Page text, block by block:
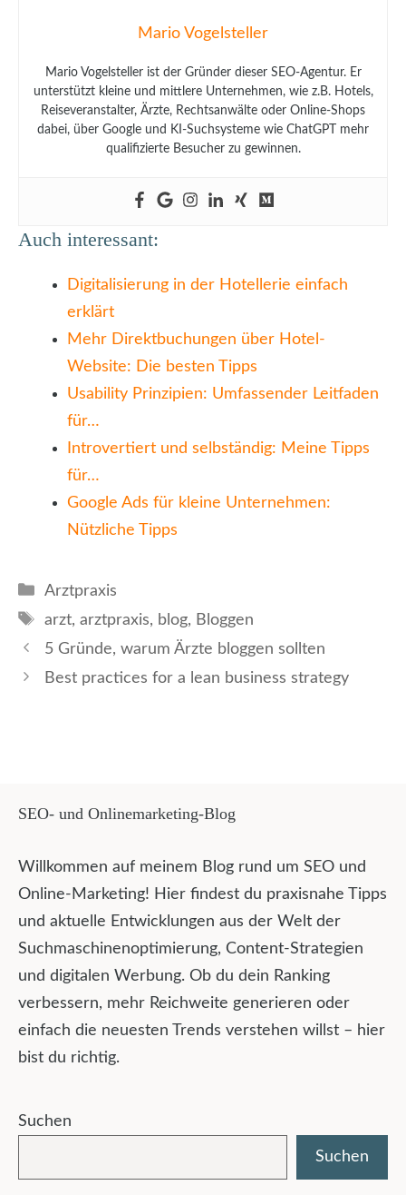
Mario Vogelsteller
Mario Vogelsteller ist der Gründer dieser SEO-Agentur. Er
unterstützt kleine und mittlere Unternehmen, wie z.B. Hotels,
Reiseveranstalter, Ärzte, Rechtsanwälte oder Online-Shops
dabei, über Google und KI-Suchsysteme wie ChatGPT mehr
qualifizierte Besucher zu gewinnen.
Auch interessant:
Digitalisierung in der Hotellerie einfach
erklärt
Mehr Direktbuchungen über Hotel-
Website: Die besten Tipps
Usability Prinzipien: Umfassender Leitfaden
für…
Introvertiert und selbständig: Meine Tipps
für…
Google Ads für kleine Unternehmen:
Nützliche Tipps
Kategorien
Arztpraxis
Schlagwörter
arzt, arztpraxis, blog, Bloggen
5 Gründe, warum Ärzte bloggen sollten
Best practices for a lean business strategy
SEO- und Onlinemarketing-Blog
Willkommen auf meinem Blog rund um SEO und
Online-Marketing! Hier findest du praxisnahe Tipps
und aktuelle Entwicklungen aus der Welt der
Suchmaschinenoptimierung, Content-Strategien
und digitalen Werbung. Ob du dein Ranking
verbessern, mehr Reichweite generieren oder
einfach die neuesten Trends verstehen willst – hier
bist du richtig.
Suchen
Suchen